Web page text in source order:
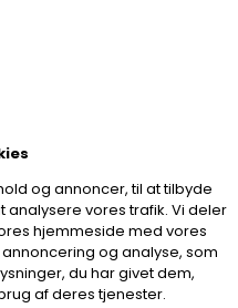
og annoncer, til at tilbyde
analysere vores trafik. Vi deler
hjemmeside med vores
og analyse, som
du har givet dem,
af deres tjenester.